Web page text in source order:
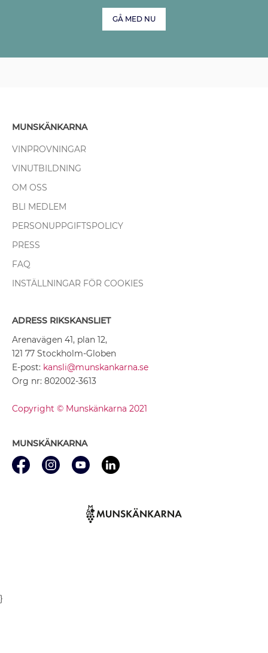
GÅ MED NU
MUNSKÄNKARNA
VINPROVNINGAR
VINUTBILDNING
OM OSS
BLI MEDLEM
PERSONUPPGIFTSPOLICY
PRESS
FAQ
INSTÄLLNINGAR FÖR COOKIES
ADRESS RIKSKANSLIET
Arenavägen 41, plan 12,
121 77 Stockholm-Globen
E-post: kansli@munskankarna.se
Org nr: 802002-3613
Copyright © Munskänkarna 2021
MUNSKÄNKARNA
}